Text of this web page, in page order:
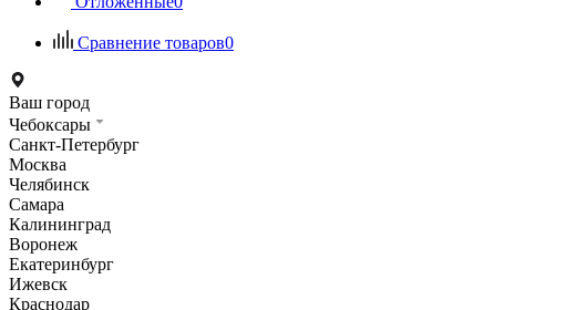
Сравнение товаров0
Ваш город
Чебоксары
Санкт-Петербург
Москва
Челябинск
Самара
Калининград
Воронеж
Екатеринбург
Ижевск
Краснодар